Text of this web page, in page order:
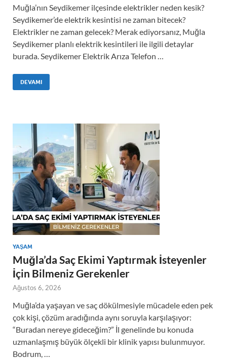
Muğla’nın Seydikemer ilçesinde elektrikler neden kesik?
Seydikemer’de elektrik kesintisi ne zaman bitecek?
Elektrikler ne zaman gelecek? Merak ediyorsanız, Muğla
Seydikemer planlı elektrik kesintileri ile ilgili detaylar
burada. Seydikemer Elektrik Arıza Telefon …
DEVAMI
YAŞAM
Muğla’da Saç Ekimi Yaptırmak İsteyenler
İçin Bilmeniz Gerekenler
Ağustos 6, 2026
Muğla’da yaşayan ve saç dökülmesiyle mücadele eden pek
çok kişi, çözüm aradığında aynı soruyla karşılaşıyor:
“Buradan nereye gideceğim?” İl genelinde bu konuda
uzmanlaşmış büyük ölçekli bir klinik yapısı bulunmuyor.
Bodrum, …